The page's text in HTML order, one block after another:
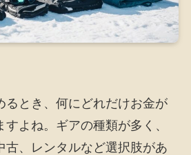
るとき、何にどれだけお金が
よね。ギアの種類が多く、
古、レンタルなど選択肢があ